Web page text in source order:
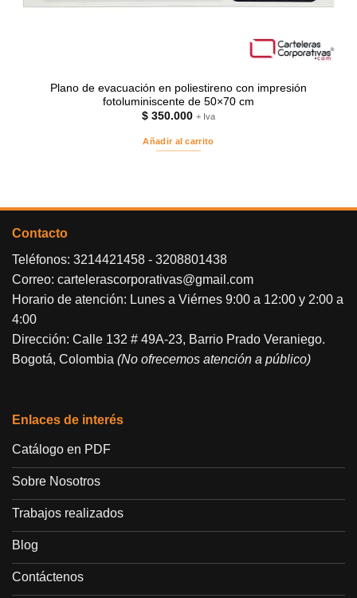
Plano de evacuación en poliestireno con impresión
fotoluminiscente de 50×70 cm
$ 350.000 + Iva
Añadir al carrito
Contacto
Teléfonos: 3214421458 - 3208801438
Correo: cartelerascorporativas@gmail.com
Horario de atención: Lunes a Viérnes 9:00 a 12:00 y 2:00 a
4:00
Dirección: Calle 132 # 49A-23, Barrio Prado Veraniego.
Bogotá, Colombia (No ofrecemos atención a público)
Enlaces de interés
Catálogo en PDF
Sobre Nosotros
Trabajos realizados
Blog
Contáctenos